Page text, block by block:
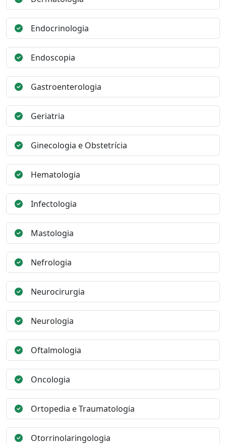
Endocrinologia
Endoscopia
Gastroenterologia
Geriatria
Ginecologia e Obstetrícia
Hematologia
Infectologia
Mastologia
Nefrologia
Neurocirurgia
Neurologia
Oftalmologia
Oncologia
Ortopedia e Traumatologia
Otorrinolaringologia